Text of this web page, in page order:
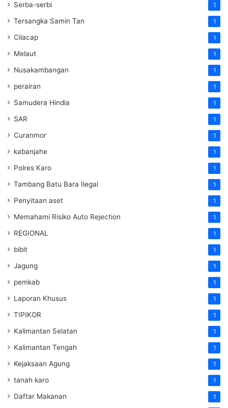
Serba-serbi 1
Tersangka Samin Tan 1
Cilacap 1
Melaut 1
Nusakambangan 1
perairan 1
Samudera Hindia 1
SAR 1
Curanmor 1
kabanjahe 1
Polres Karo 1
Tambang Batu Bara Ilegal 1
Penyitaan aset 1
Memahami Risiko Auto Rejection 1
REGIONAL 1
bibit 1
Jagung 1
pemkab 1
Laporan Khusus 1
TIPIKOR 1
Kalimantan Selatan 1
Kalimantan Tengah 1
Kejaksaan Agung 1
tanah karo 1
Daftar Makanan 1